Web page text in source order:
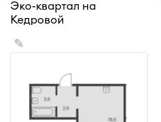
Эко-квартал на
Кедровой
✎